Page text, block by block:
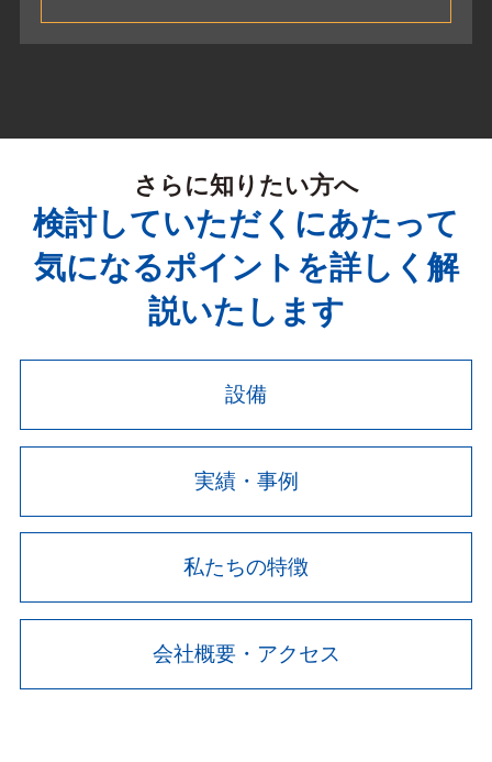
さらに知りたい方へ
検討していただくにあたって
気になるポイントを詳しく解
説いたします
設備
実績・事例
私たちの特徴
会社概要・アクセス